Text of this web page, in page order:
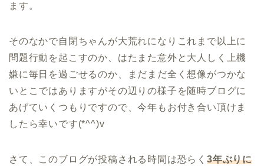
ます。
そのなかで自閉ちゃんが大荒れになりこれまで以上に
問題行動を起こすのか、はたまた意外と大人しく上機
嫌に毎日を過ごせるのか、まだまだ全く想像がつかな
いとこではありますがその辺りの様子を随時ブログに
あげていくつもりですので、今年もお付き合い頂けま
したら幸いです(*^^)v
さて、このブログが投稿される時間は恐らく 3年ぶりに